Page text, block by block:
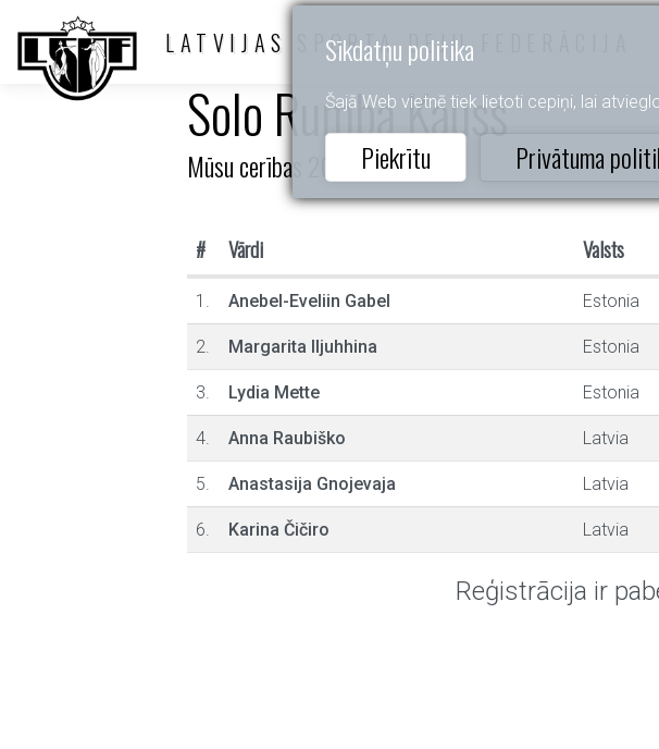
Sīkdatņu politika
Šajā Web vietnē tiek lietoti cepiņi, lai
Piekrītu Privātuma
LATVIJAS SPORTA DEJU FEDERĀCIJA
Solo Rumba Kauss
Mūsu cerības 2025
# Vārdi Valsts
1. Anebel-Eveliin Gabel Estonia
2. Margarita Iljuhhina Estonia
3. Lydia Mette Estonia
4. Anna Raubiško Latvia
5. Anastasija Gnojevaja Latvia
6. Karina Čičiro Latvia
Reģistrācija ir